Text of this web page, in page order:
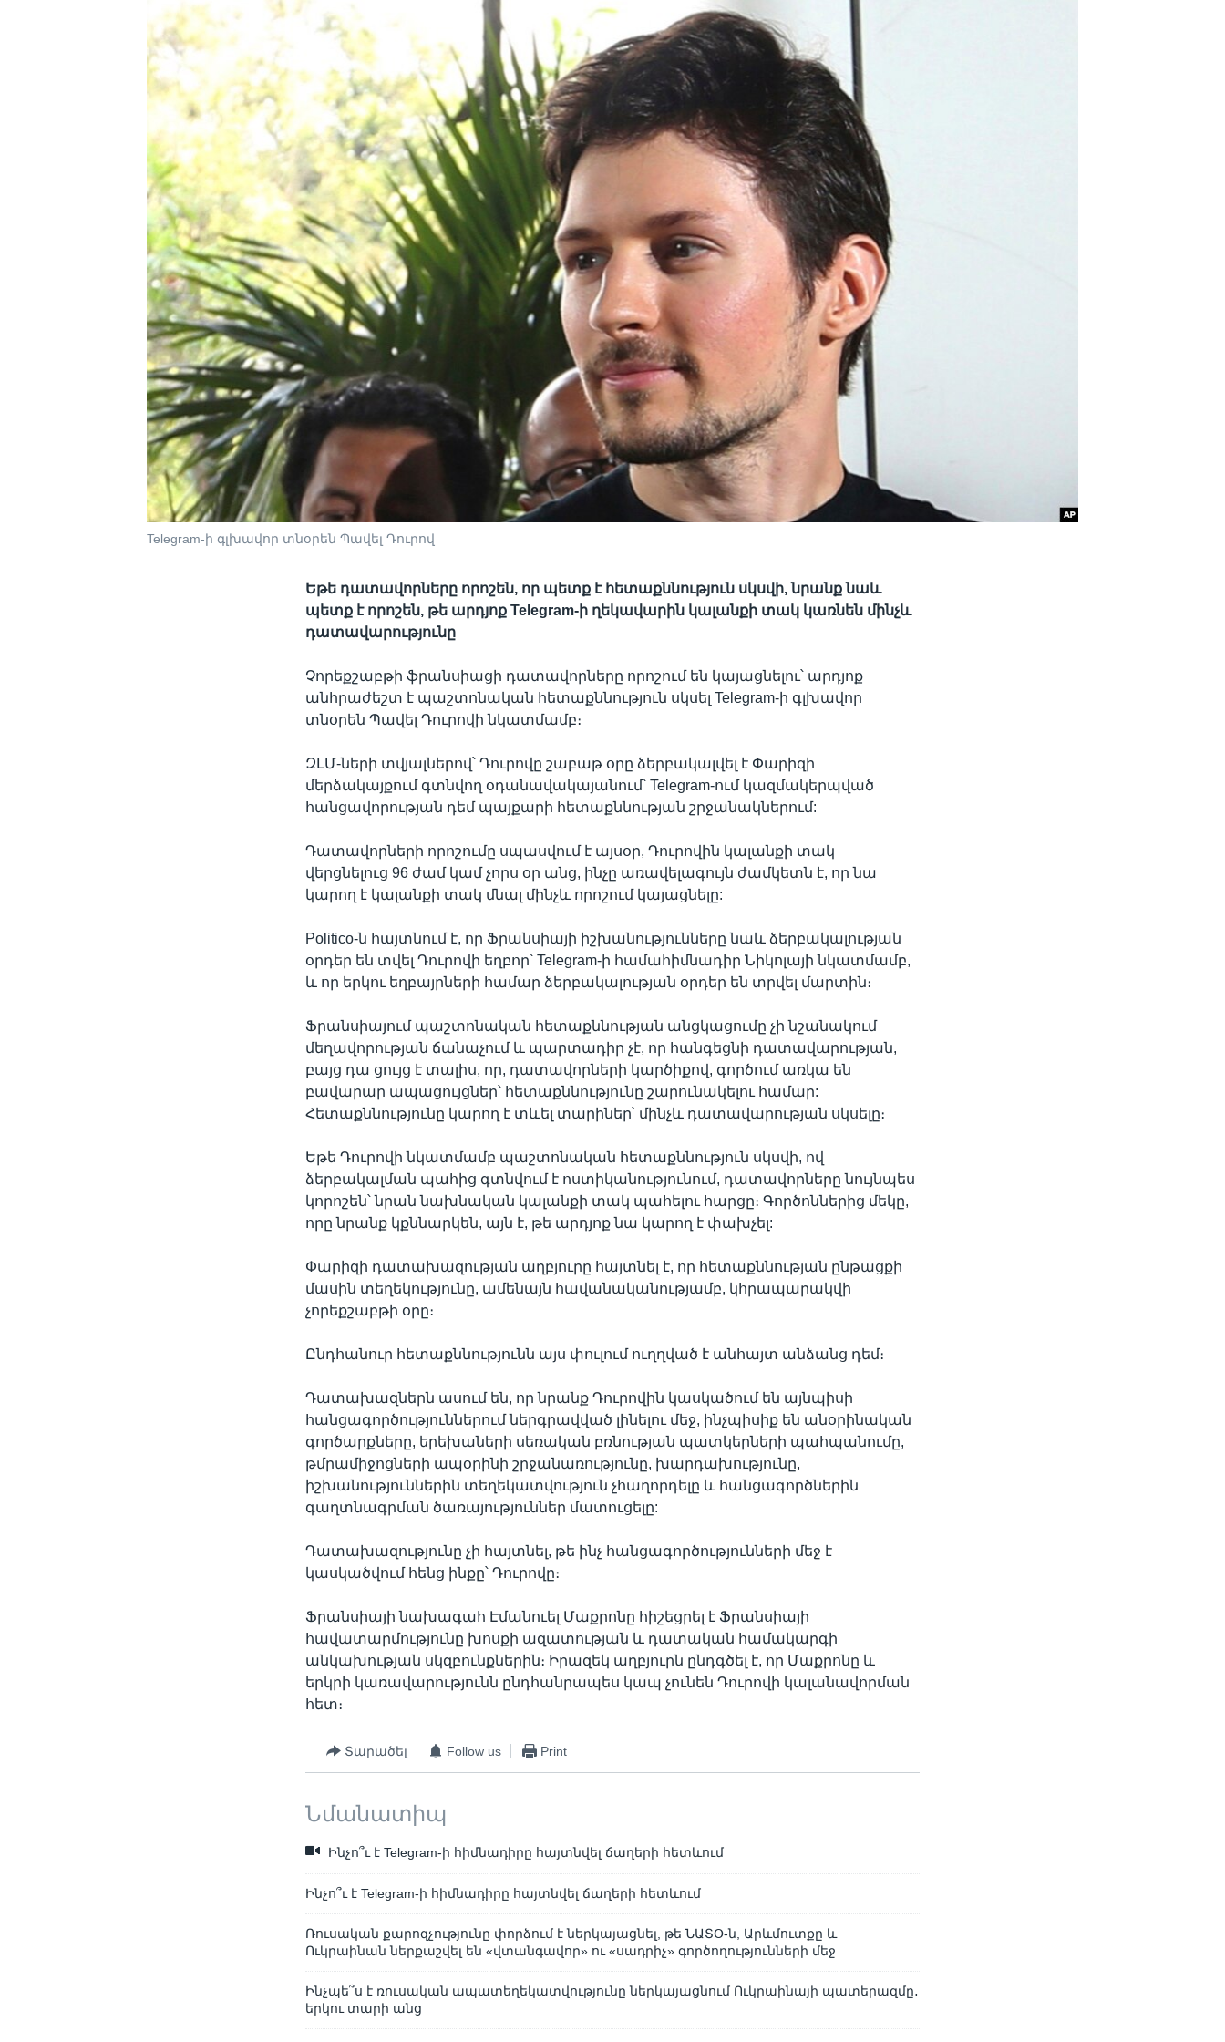
Telegram-ի գլխավոր տնօրեն Պավել Դուրով
Եթե ​​դատավորները որոշեն, որ պետք է հետաքննություն սկսվի, նրանք նաև
պետք է որոշեն, թե արդյոք Telegram-ի ղեկավարին կալանքի տակ կառնեն մինչև
դատավարությունը
Չորեքշաբթի ֆրանսիացի դատավորները որոշում են կայացնելու՝ արդյոք
անհրաժեշտ է պաշտոնական հետաքննություն սկսել Telegram-ի գլխավոր
տնօրեն Պավել Դուրովի նկատմամբ։
ԶԼՄ-ների տվյալներով՝ Դուրովը շաբաթ օրը ձերբակալվել է Փարիզի
մերձակայքում գտնվող օդանավակայանում՝ Telegram-ում կազմակերպված
հանցավորության դեմ պայքարի հետաքննության շրջանակներում:
Դատավորների որոշումը սպասվում է այսօր, Դուրովին կալանքի տակ
վերցնելուց 96 ժամ կամ չորս օր անց, ինչը առավելագույն ժամկետն է, որ նա
կարող է կալանքի տակ մնալ մինչև որոշում կայացնելը:
Politico-ն հայտնում է, որ Ֆրանսիայի իշխանությունները նաև ձերբակալության
օրդեր են տվել Դուրովի եղբոր՝ Telegram-ի համահիմնադիր Նիկոլայի նկատմամբ,
և որ երկու եղբայրների համար ձերբակալության օրդեր են տրվել մարտին։
Ֆրանսիայում պաշտոնական հետաքննության անցկացումը չի նշանակում
մեղավորության ճանաչում և պարտադիր չէ, որ հանգեցնի դատավարության,
բայց դա ցույց է տալիս, որ, դատավորների կարծիքով, գործում առկա են
բավարար ապացույցներ՝ հետաքննությունը շարունակելու համար:
Հետաքննությունը կարող է տևել տարիներ՝ մինչև դատավարության սկսելը։
Եթե Դուրովի նկատմամբ պաշտոնական հետաքննություն սկսվի, ով
ձերբակալման պահից գտնվում է ոստիկանությունում, դատավորները նույնպես
կորոշեն՝ նրան նախնական կալանքի տակ պահելու հարցը։ Գործոններից մեկը,
որը նրանք կքննարկեն, այն է, թե արդյոք նա կարող է փախչել:
Փարիզի դատախազության աղբյուրը հայտնել է, որ հետաքննության ընթացքի
մասին տեղեկությունը, ամենայն հավանականությամբ, կհրապարակվի
չորեքշաբթի օրը։
Ընդհանուր հետաքննությունն այս փուլում ուղղված է անհայտ անձանց դեմ։
Դատախազներն ասում են, որ նրանք Դուրովին կասկածում են այնպիսի
հանցագործություններում ներգրավված լինելու մեջ, ինչպիսիք են անօրինական
գործարքները, երեխաների սեռական բռնության պատկերների պահպանումը,
թմրամիջոցների ապօրինի շրջանառությունը, խարդախությունը,
իշխանություններին տեղեկատվություն չհաղորդելը և հանցագործներին
գաղտնագրման ծառայություններ մատուցելը:
Դատախազությունը չի հայտնել, թե ինչ հանցագործությունների մեջ է
կասկածվում հենց ինքը՝ Դուրովը։
Ֆրանսիայի նախագահ Էմանուել Մաքրոնը հիշեցրել է Ֆրանսիայի
հավատարմությունը խոսքի ազատության և դատական համակարգի
անկախության սկզբունքներին։ Իրազեկ աղբյուրն ընդգծել է, որ Մաքրոնը և
երկրի կառավարությունն ընդհանրապես կապ չունեն Դուրովի կալանավորման
հետ։
Տարածել Follow us Print
Նմանատիպ
Ինչո՞ւ է Telegram-ի հիմնադիրը հայտնվել ճաղերի հետևում
Ինչո՞ւ է Telegram-ի հիմնադիրը հայտնվել ճաղերի հետևում
Ռուսական քարոզչությունը փորձում է ներկայացնել, թե ՆԱՏՕ-ն, Արևմուտքը և
Ուկրաինան ներքաշվել են «վտանգավոր» ու «սադրիչ» գործողությունների մեջ
Ինչպե՞ս է ռուսական ապատեղեկատվությունը ներկայացնում Ուկրաինայի պատերազմը․
երկու տարի անց